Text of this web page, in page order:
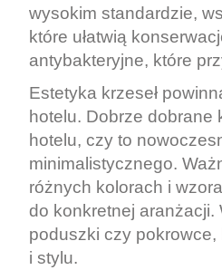
wysokim standardzie,
które ułatwią
antybakteryjne, które
Estetyka krzeseł
hotelu. Dobrze dobrane
hotelu, czy to
minimalistycznego.
różnych kolorach i
do konkretnej aranżacji.
poduszki czy
i stylu.